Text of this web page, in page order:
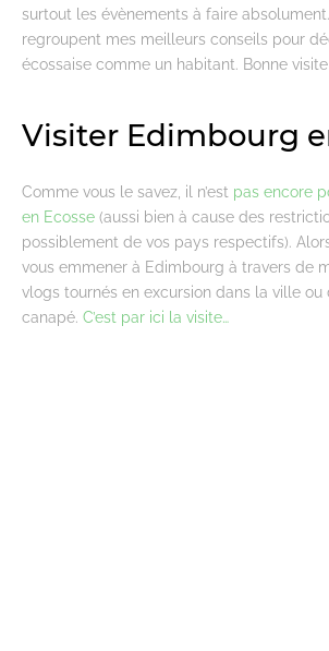
surtout les évènements à faire
regroupent mes meilleurs conseils pour
écossaise comme un habitant. Bonne visite
Visiter Edimbourg
Comme vous le savez, il n’est pas encore
en Ecosse (aussi bien à cause des
possiblement de vos pays respectifs).
vous emmener à Edimbourg à travers de
vlogs tournés en excursion dans la ville ou
canapé. C’est par ici la visite…